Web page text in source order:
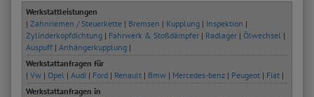
Werkstattleistungen
| Zahnriemen / Steuerkette | Bremsen | Kupplung | Inspektion |
Zylinderkopfdichtung | Fahrwerk & Stoßdämpfer | Radlager | Ölwechsel |
Auspuff | Anhängerkupplung |
Werkstattanfragen für
| Vw | Opel | Audi | Ford | Renault | Bmw | Mercedes-benz | Peugeot | Fiat |
Werkstattanfragen in